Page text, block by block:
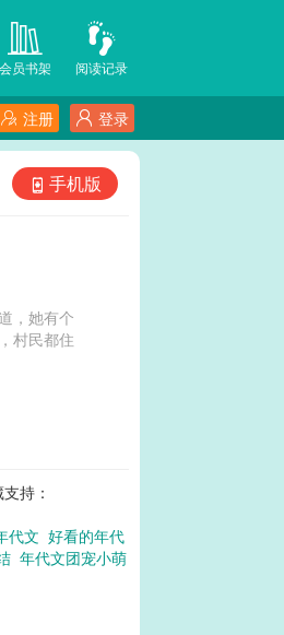
阅读记录
会员书架
登录
注册
手机版
，她有个
村民都住
持：
代文 好看的年代
年代文团宠小萌